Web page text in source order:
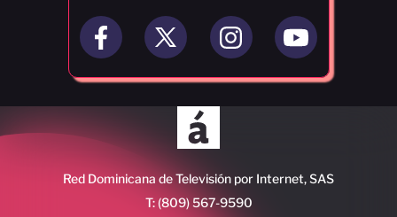
Red Dominicana de Televisión por Internet, SAS
T: (809) 567-9590